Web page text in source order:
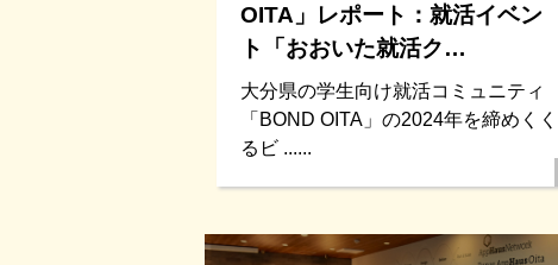
OITA」レポート：就活イベン
ト「おおいた就活ク…
大分県の学生向け就活コミュニティ
「BOND OITA」の2024年を締めくく
るビ ......